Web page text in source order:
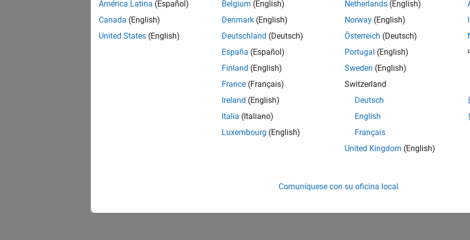
América Latina (Español)
Canada (English)
United States (English)
Belgium (English)
Denmark (English)
Deutschland (Deutsch)
España (Español)
Finland (English)
France (Français)
Ireland (English)
Italia (Italiano)
Luxembourg (English)
Netherlands (English)
Norway (English)
Österreich (Deutsch)
Portugal (English)
Sweden (English)
Switzerland
Deutsch
English
Français
United Kingdom (English)
Comuníquese con su oficina local